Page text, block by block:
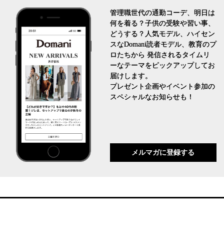
管理職世代の通勤コーデ、明日は
何を着る？子供の受験や習い事、
どうする？人気モデル、ハイセン
スなDomani読者モデル、教育のプ
ロたちから 発信されるタイムリ
ーなテーマをピックアップしてお
届けします。
プレゼント企画やイベント参加の
スペシャルなお知らせも！
メルマガに登録する